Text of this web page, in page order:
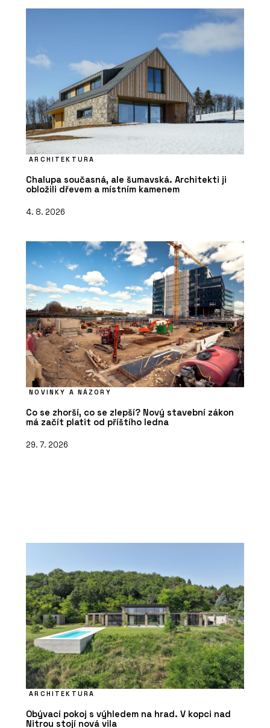
ARCHITEKTURA
Chalupa současná, ale šumavská. Architekti ji
obložili dřevem a místním kamenem
4. 8. 2026
NOVINKY A NÁZORY
Co se zhorší, co se zlepší? Nový stavební zákon
má začít platit od příštího ledna
29. 7. 2026
ARCHITEKTURA
Obývací pokoj s výhledem na hrad. V kopci nad
Nitrou stojí nová vila